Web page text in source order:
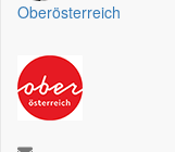
Oberösterreich